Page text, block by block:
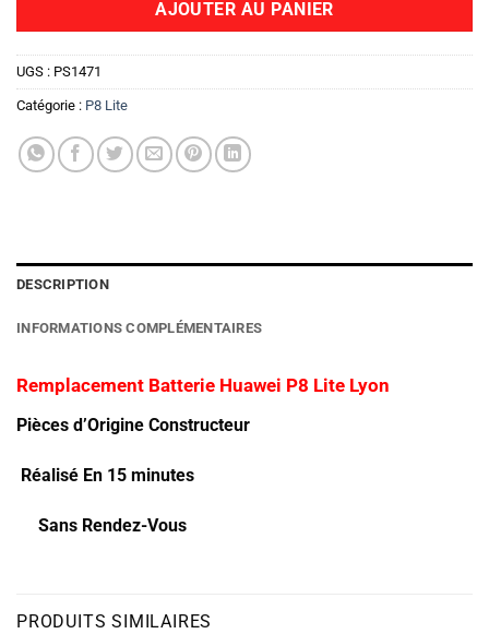
AJOUTER AU PANIER
UGS : PS1471
Catégorie : P8 Lite
DESCRIPTION
INFORMATIONS COMPLÉMENTAIRES
Remplacement Batterie Huawei P8 Lite Lyon
Pièces d’Origine Constructeur
Réalisé En 15 minutes
Sans Rendez-Vous
PRODUITS SIMILAIRES